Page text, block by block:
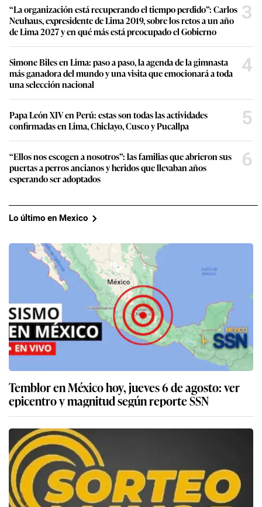
“La organización está recuperando el tiempo perdido”: Carlos
Neuhaus, expresidente de Lima 2019, sobre los retos a un año
de Lima 2027 y en qué más está preocupado el Gobierno
3
Simone Biles en Lima: paso a paso, la agenda de la gimnasta
más ganadora del mundo y una visita que emocionará a toda
una selección nacional
4
Papa León XIV en Perú: estas son todas las actividades
confirmadas en Lima, Chiclayo, Cusco y Pucallpa
5
“Ellos nos escogen a nosotros”: las familias que abrieron sus
puertas a perros ancianos y heridos que llevaban años
esperando ser adoptados
6
Lo último en Mexico
Temblor en México hoy, jueves 6 de agosto: ver
epicentro y magnitud según reporte SSN